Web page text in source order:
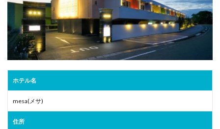
ホテル名
mesa(メサ)
住所